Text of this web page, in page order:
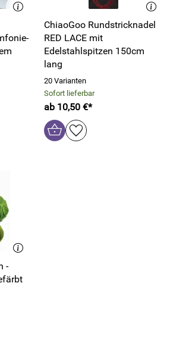
ChiaoGoo Rundstricknadel
RED LACE mit
Edelstahlspitzen 150cm
lang
20 Varianten
Sofort lieferbar
ab 10,50 €*
-